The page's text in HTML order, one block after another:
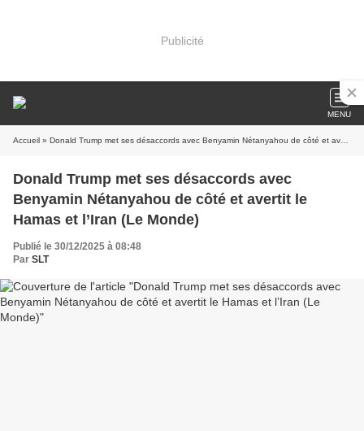
Publicité
MENU
Accueil » Donald Trump met ses désaccords avec Benyamin Nétanyahou de côté et avertit le Hamas et l’Iran (Le Monde)
Donald Trump met ses désaccords avec
Benyamin Nétanyahou de côté et avertit le
Hamas et l’Iran (Le Monde)
Publié le 30/12/2025 à 08:48
Par SLT